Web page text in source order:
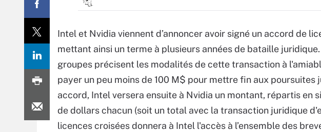
Intel et Nvidia viennent d’annoncer avoir signé un accord de
mettant ainsi un terme à plusieurs années de bataille
groupes précisent les modalités de cette transaction à
payer un peu moins de 100 M$ pour mettre fin aux poursuites
accord, Intel versera ensuite à Nvidia un montant, répartis en
de dollars chacun (soit un total avec la transaction juridique
licences croisées donnera à Intel l'accès à l’ensemble des